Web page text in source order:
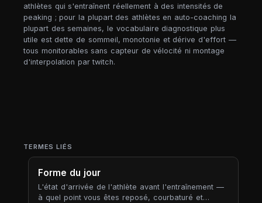
athlètes qui s'entraînent réellement à des intensités de
peaking ; pour la plupart des athlètes en auto-coaching la
plupart des semaines, le vocabulaire diagnostique plus
utile est dette de sommeil, monotonie et dérive d'effort —
tous monitorables sans capteur de vélocité ni montage
d'interpolation par twitch.
TERMES LIÉS
Forme du jour
L'état d'arrivée de l'athlète avant l'entraînement —
à quel point vous êtes reposé, courbaturé et